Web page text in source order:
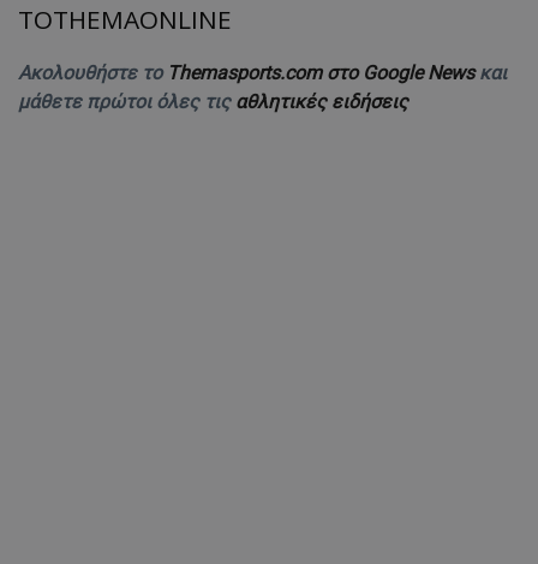
TOTHEMAONLINE
Ακολουθήστε το Themasports.com στο Google Newsκαι
μάθετε πρώτοι όλες τις αθλητικές ειδήσεις